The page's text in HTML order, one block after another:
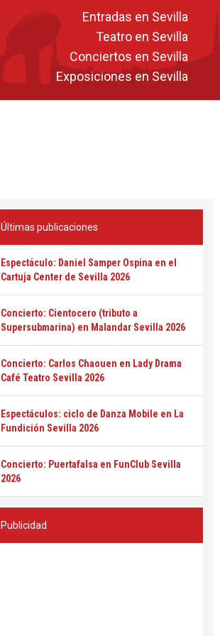
Entradas en Sevilla
Teatro en Sevilla
Conciertos en Sevilla
Exposiciones en Sevilla
Últimas publicaciones
Espectáculo: Daniel Samper Ospina en el
Cartuja Center de Sevilla 2026
Concierto: Cientocero (tributo a
Supersubmarina) en Malandar Sevilla 2026
Concierto: Carlos Chaouen en Lady Drama
Café Teatro Sevilla 2026
Espectáculos: ciclo de Danza Mobile en La
Fundición Sevilla 2026
Concierto: Puertafalsa en FunClub Sevilla
2026
Publicidad